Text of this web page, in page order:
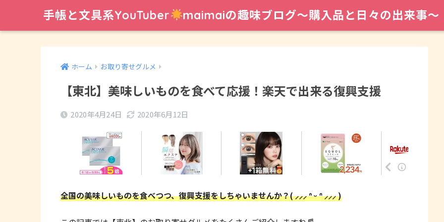
手帳と文具系YouTuber maimaiの趣味ブログ〜購入品と日々の出来事〜
ホーム お取り寄せグルメ
【東北】美味しいものを食べて応援！楽天で出来る復興支援
2020年4月24日 2020年6月12日
全国の美味しいものを食べつつ、復興支援をしちゃいませんか？( ⸝⸝⸝ ᐢ ᵕ ᐢ ⸝⸝⸝ )